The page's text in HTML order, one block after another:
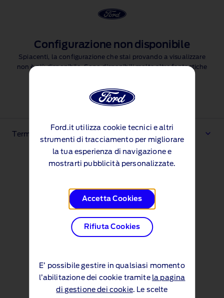
Configurazione non disponibile
Spiacenti, la configurazione che stai provando a visualizzare
non è più disponibile. Sono disponibili molte altre fantastiche
Avvia la configurazione
Termini e condizioni
Ford.it utilizza cookie tecnici e altri
strumenti di tracciamento per migliorare
la tua esperienza di navigazione e
mostrarti pubblicità personalizzate.
Accetta Cookies
Rifiuta Cookies
E’ possibile gestire in qualsiasi momento
l’abilitazione dei cookie tramite la pagina
di gestione dei cookie. Le scelte